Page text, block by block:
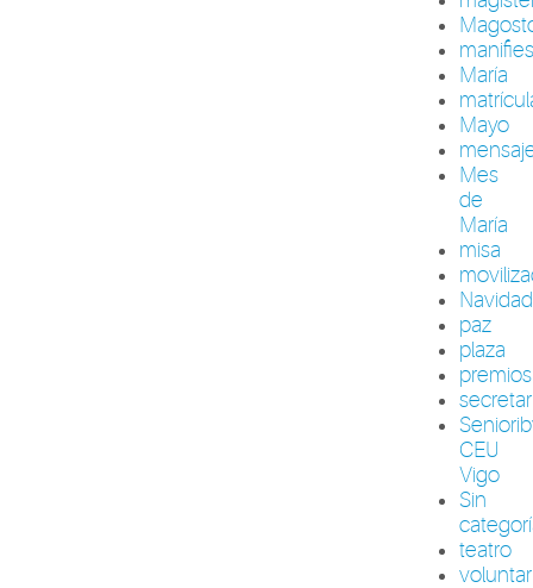
María
Mayo
Mes
de
María
misa
Navidad
paz
plaza
premios
CEU
Vigo
Sin
teatro